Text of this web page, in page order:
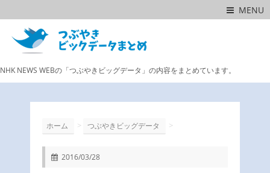
MENU
NHK NEWS WEBの「つぶやきビッグデータ」の内容をまとめています。
ホーム > つぶやきビッグデータ >
2016/03/28